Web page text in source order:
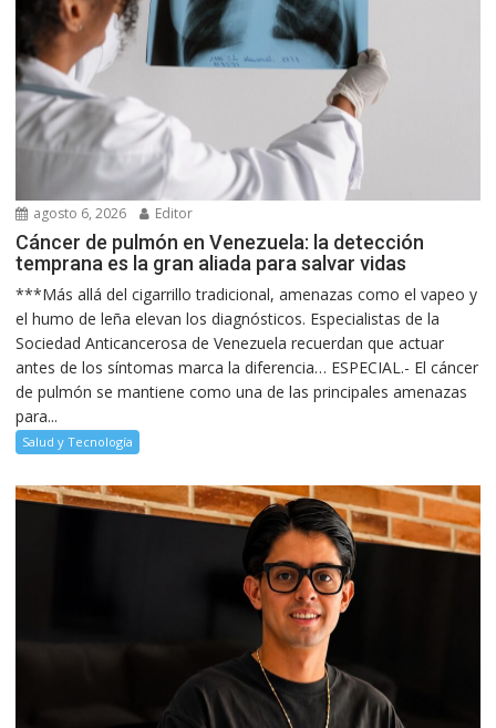
agosto 6, 2026 Editor
Cáncer de pulmón en Venezuela: la detección
temprana es la gran aliada para salvar vidas
***Más allá del cigarrillo tradicional, amenazas como el vapeo y
el humo de leña elevan los diagnósticos. Especialistas de la
Sociedad Anticancerosa de Venezuela recuerdan que actuar
antes de los síntomas marca la diferencia… ESPECIAL.- El cáncer
de pulmón se mantiene como una de las principales amenazas
para...
Salud y Tecnología